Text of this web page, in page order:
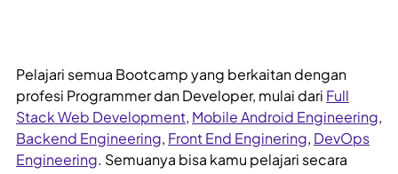
Pelajari semua Bootcamp yang berkaitan dengan
profesi Programmer dan Developer, mulai dari Full
Stack Web Development, Mobile Android Engineering,
Backend Engineering, Front End Enginering, DevOps
Engineering. Semuanya bisa kamu pelajari secara